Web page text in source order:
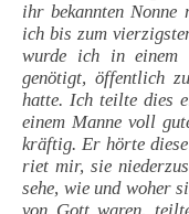
ihr bekannten
ich bis zum
wurde ich in einem
genötigt, öffentlich
hatte. Ich teilte dies
einem Manne voll
kräftig. Er hörte
riet mir, sie
sehe, wie und woher